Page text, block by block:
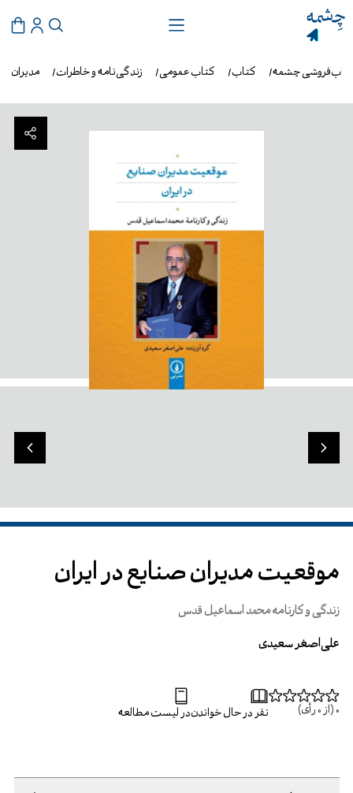
مدیران زندگی‌نامه و خاطرات کتاب عمومی کتاب چشمه
موقعیت مدیران صنایع در ایران
زندگی و کارنامه محمد اسماعیل قدس
علی‌اصغر سعیدی
0 (از 0 رأی) نفر در حال خواندندر لیست مطالعه